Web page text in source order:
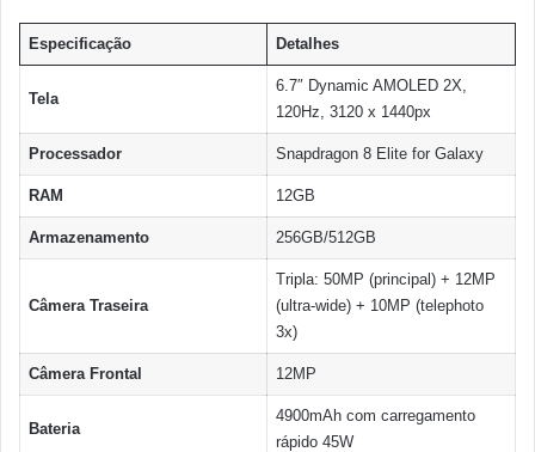
Especificação Detalhes
Tela
6.7″ Dynamic AMOLED 2X,
120Hz, 3120 x 1440px
Processador Snapdragon 8 Elite for Galaxy
RAM 12GB
Armazenamento 256GB/512GB
Câmera Traseira
Tripla: 50MP (principal) + 12MP
(ultra-wide) + 10MP (telephoto
3x)
Câmera Frontal 12MP
Bateria
4900mAh com carregamento
rápido 45W